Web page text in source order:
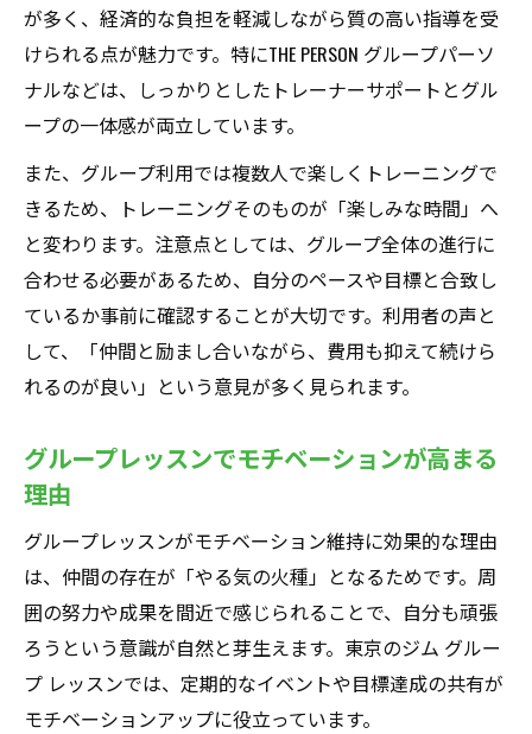
が多く、経済的な負担を軽減しながら質の高い指導を受
けられる点が魅力です。特にTHE PERSON グループパーソ
ナルなどは、しっかりとしたトレーナーサポートとグル
ープの一体感が両立しています。
また、グループ利用では複数人で楽しくトレーニングで
きるため、トレーニングそのものが「楽しみな時間」へ
と変わります。注意点としては、グループ全体の進行に
合わせる必要があるため、自分のペースや目標と合致し
ているか事前に確認することが大切です。利用者の声と
して、「仲間と励まし合いながら、費用も抑えて続けら
れるのが良い」という意見が多く見られます。
グループレッスンでモチベーションが高まる
理由
グループレッスンがモチベーション維持に効果的な理由
は、仲間の存在が「やる気の火種」となるためです。周
囲の努力や成果を間近で感じられることで、自分も頑張
ろうという意識が自然と芽生えます。東京のジム グルー
プ レッスンでは、定期的なイベントや目標達成の共有が
モチベーションアップに役立っています。